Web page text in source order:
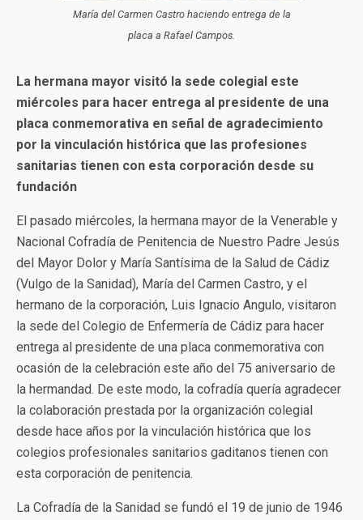
María del Carmen Castro haciendo entrega de la
placa a Rafael Campos.
La hermana mayor visitó la sede colegial este
miércoles para hacer entrega al presidente de una
placa conmemorativa en señal de agradecimiento
por la vinculación histórica que las profesiones
sanitarias tienen con esta corporación desde su
fundación
El pasado miércoles, la hermana mayor de la Venerable y
Nacional Cofradía de Penitencia de Nuestro Padre Jesús
del Mayor Dolor y María Santísima de la Salud de Cádiz
(Vulgo de la Sanidad), María del Carmen Castro, y el
hermano de la corporación, Luis Ignacio Angulo, visitaron
la sede del Colegio de Enfermería de Cádiz para hacer
entrega al presidente de una placa conmemorativa con
ocasión de la celebración este año del 75 aniversario de
la hermandad. De este modo, la cofradía quería agradecer
la colaboración prestada por la organización colegial
desde hace años por la vinculación histórica que los
colegios profesionales sanitarios gaditanos tienen con
esta corporación de penitencia.
La Cofradía de la Sanidad se fundó el 19 de junio de 1946